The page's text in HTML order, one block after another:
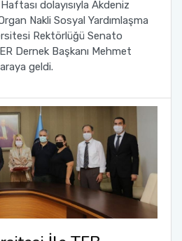
dolayısıyla Akdeniz
Nakli Sosyal Yardımlaşma
Rektörlüğü Senato
Dernek Başkanı Mehmet
geldi.